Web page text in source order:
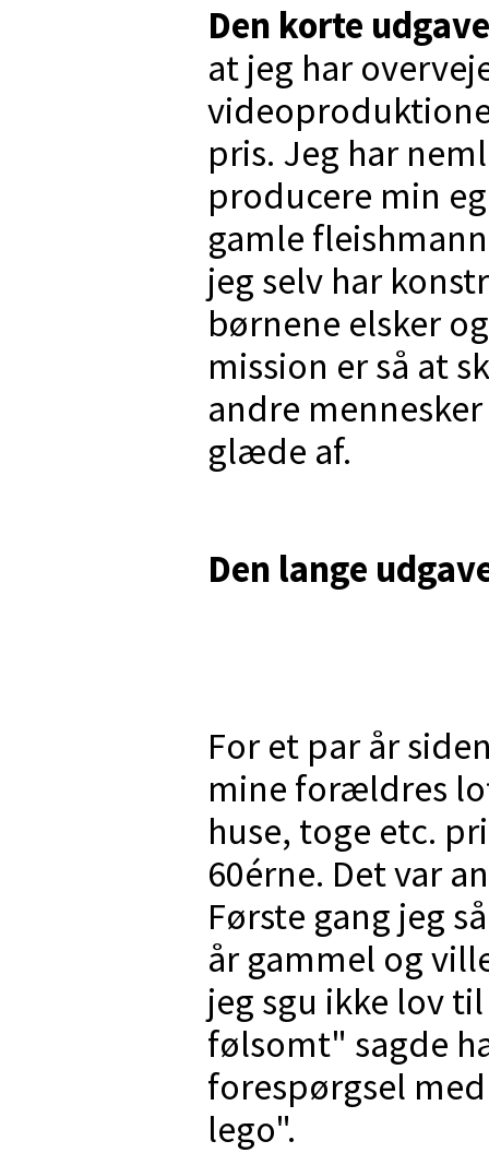
Den korte udgave
at jeg har
pris. Jeg har
producere min
gamle
jeg selv har
børnene elsker
mission er så at
andre
glæde af.
Den lange
For et par år
mine forældres
huse, toge etc.
60érne. Det var
Første gang jeg
år gammel og
jeg sgu ikke lov
følsomt" sagde
forespørgsel
lego".